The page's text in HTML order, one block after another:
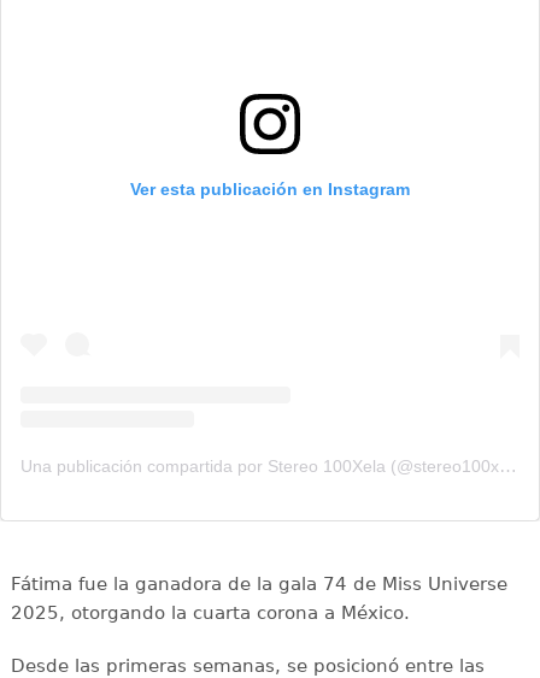
Ver esta publicación en Instagram
Una publicación compartida por Stereo 100Xela (@stereo100xela)
Fátima fue la ganadora de la gala 74 de Miss Universe
2025, otorgando la cuarta corona a México.
Desde las primeras semanas, se posicionó entre las